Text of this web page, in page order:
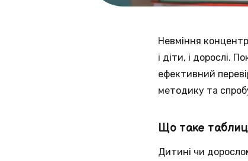
Невміння
і діти, і дорослі.
ефективний
методику та
Що таке
Дитині чи